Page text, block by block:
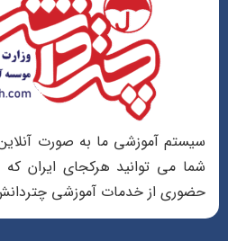
سیستم آموزشی ما به صورت
شما می توانید هرکجای ایران
حضوری از خدمات آموزشی